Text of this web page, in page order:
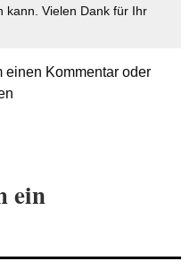
kann. Vielen Dank für Ihr
einen Kommentar oder
ein